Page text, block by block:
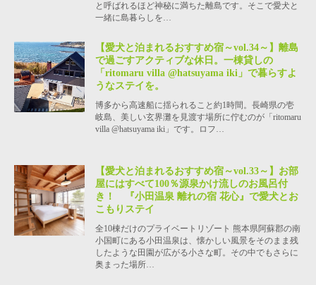
と呼ばれるほど神秘に満ちた離島です。そこで愛犬と
一緒に島暮らしを…
【愛犬と泊まれるおすすめ宿～vol.34～】離島
で過ごすアクティブな休日。一棟貸しの
「ritomaru villa @hatsuyama iki」で暮らすよ
うなステイを。
博多から高速船に揺られること約1時間。長崎県の壱
岐島、美しい玄界灘を見渡す場所に佇むのが「ritomaru
villa @hatsuyama iki」です。ロフ…
【愛犬と泊まれるおすすめ宿～vol.33～】お部
屋にはすべて100％源泉かけ流しのお風呂付
き！ 『小田温泉 離れの宿 花心』で愛犬とお
こもりステイ
全10棟だけのプライベートリゾート 熊本県阿蘇郡の南
小国町にある小田温泉は、懐かしい風景をそのまま残
したような田園が広がる小さな町。その中でもさらに
奥まった場所…